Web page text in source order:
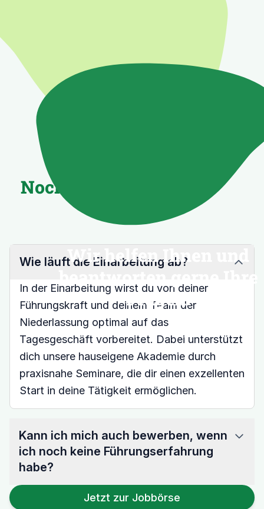
Noch unsicher?
Wir helfen Ihnen und
beantworten gerne Ihre
Fragen!
Wie läuft die Einarbeitung ab?
In der Einarbeitung wirst du von deiner
Führungskraft und deinem Team der
Niederlassung optimal auf das
Tagesgeschäft vorbereitet. Dabei unterstützt
dich unsere hauseigene Akademie durch
praxisnahe Seminare, die dir einen exzellenten
Start in deine Tätigkeit ermöglichen.
Kann ich mich auch bewerben, wenn
ich noch keine Führungserfahrung
habe?
Jetzt zur Jobbörse